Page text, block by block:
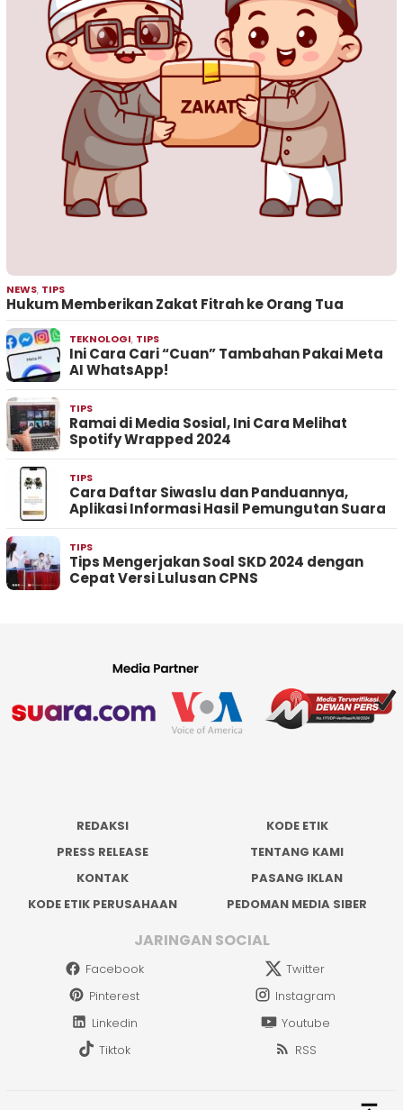
NEWS, TIPS
Hukum Memberikan Zakat Fitrah ke Orang Tua
TEKNOLOGI, TIPS
Ini Cara Cari “Cuan” Tambahan Pakai Meta
AI WhatsApp!
TIPS
Ramai di Media Sosial, Ini Cara Melihat
Spotify Wrapped 2024
TIPS
Cara Daftar Siwaslu dan Panduannya,
Aplikasi Informasi Hasil Pemungutan Suara
TIPS
Tips Mengerjakan Soal SKD 2024 dengan
Cepat Versi Lulusan CPNS
REDAKSI
KODE ETIK
PRESS RELEASE
TENTANG KAMI
KONTAK
PASANG IKLAN
KODE ETIK PERUSAHAAN
PEDOMAN MEDIA SIBER
JARINGAN SOCIAL
Facebook
Twitter
Pinterest
Instagram
Linkedin
Youtube
Tiktok
RSS